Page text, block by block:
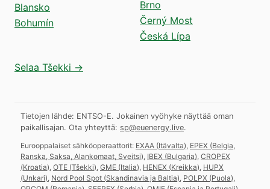
Blansko
Bohumín
Brno
Černý Most
Česká Lípa
Selaa Tšekki →
Tietojen lähde: ENTSO-E. Jokainen vyöhyke näyttää oman
paikallisajan. Ota yhteyttä: sp@euenergy.live.
Eurooppalaiset sähköoperaattorit: EXAA (Itävalta) EPEX (Belgia,
Ranska, Saksa, Alankomaat, Sveitsi) IBEX (Bulgaria) CROPEX
(Kroatia) OTE (Tšekki) GME (Italia) HENEX (Kreikka) HUPX
(Unkari) Nord Pool Spot (Skandinavia ja Baltia) POLPX (Puola)